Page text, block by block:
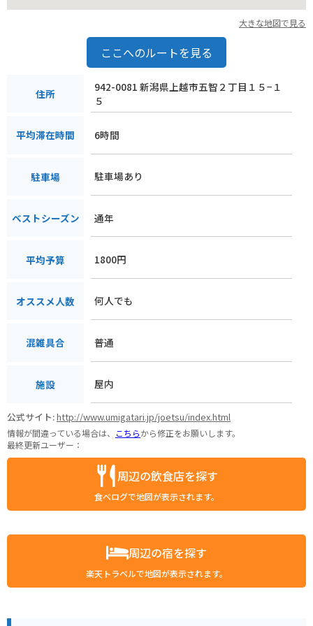
大きな地図で見る
ここへのルートを見る
住所
942-0081 新潟県上越市五智２丁目１５−１
５
平均滞在時間 6時間
駐車場 駐車場あり
ベストシーズン 通年
平均予算 1800円
オススメ人数 何人でも
混雑具合 普通
施設 屋内
公式サイト:http://www.umigatari.jp/joetsu/index.html
情報が間違っている場合は、 こちらから修正をお願いします。
最終更新ユーザー：
周辺の飲食店を探す
食べログで地図が表示されます。
周辺の宿を探す
楽天トラベルで地図が表示されます。